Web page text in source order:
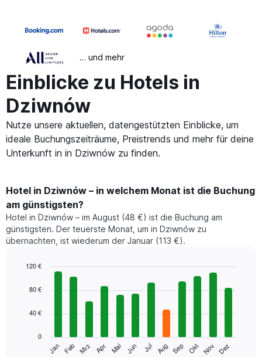
… und mehr
Einblicke zu Hotels in
Dziwnów
Nutze unsere aktuellen, datengestützten Einblicke, um
ideale Buchungszeiträume, Preistrends und mehr für deine
Unterkunft in in Dziwnów zu finden.
Hotel in Dziwnów – in welchem Monat ist die Buchung
am günstigsten?
Hotel in Dziwnów – im August (48 €) ist die Buchung am
günstigsten. Der teuerste Monat, um in Dziwnów zu
übernachten, ist wiederum der Januar (113 €).
chart
bars.
folgende
graphic.
Jan Feb Mrz Apr Mai Jun Jul Aug Sep Okt Nov Dez
0
40 €
80 €
120 €